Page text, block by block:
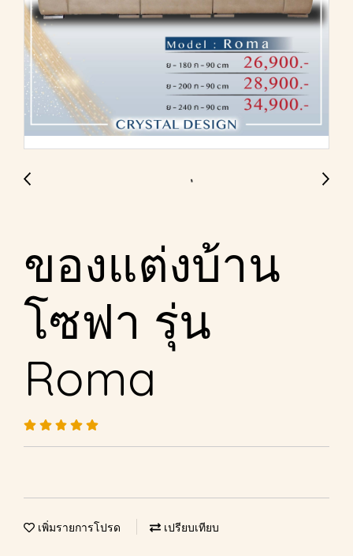
ของแต่งบ้าน
โซฟา รุ่น
Roma
เพิ่มรายการโปรด เปรียบเทียบ